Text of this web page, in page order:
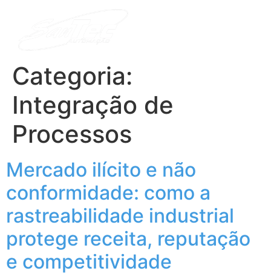
Categoria:
Integração de
Processos
Mercado ilícito e não
conformidade: como a
rastreabilidade industrial
protege receita, reputação
e competitividade